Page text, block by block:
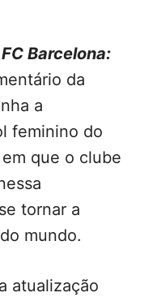
FC Barcelona:
da
a
feminino do
que o clube
tornar a
mundo.
atualização